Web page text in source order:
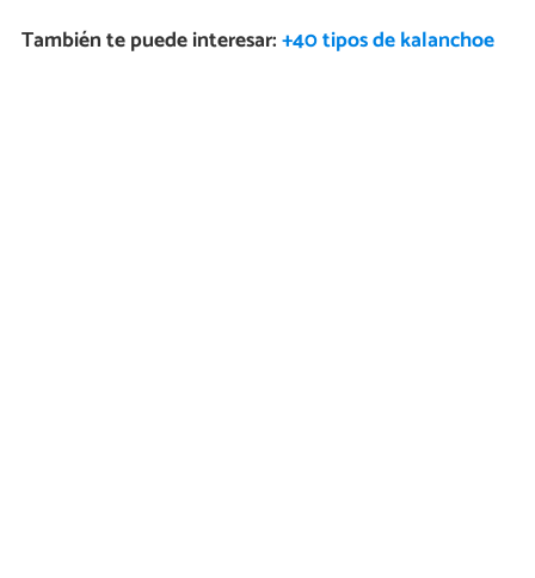
También te puede interesar:+40 tipos de kalanchoe